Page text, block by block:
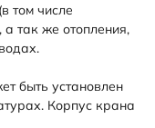
том числе
а так же отопления,
быть установлен
Корпус крана